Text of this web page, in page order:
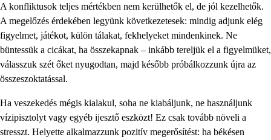
A konfliktusok teljes mértékben nem kerülhetők el, de jól kezelhetők.
A megelőzés érdekében legyünk következetesek: mindig adjunk elég
figyelmet, játékot, külön tálakat, fekhelyeket mindenkinek. Ne
büntessük a cicákat, ha összekapnak – inkább tereljük el a figyelmüket,
válasszuk szét őket nyugodtan, majd később próbálkozzunk újra az
összeszoktatással.
Ha veszekedés mégis kialakul, soha ne kiabáljunk, ne használjunk
vízipisztolyt vagy egyéb ijesztő eszközt! Ez csak tovább növeli a
stresszt. Helyette alkalmazzunk pozitív megerősítést: ha békésen